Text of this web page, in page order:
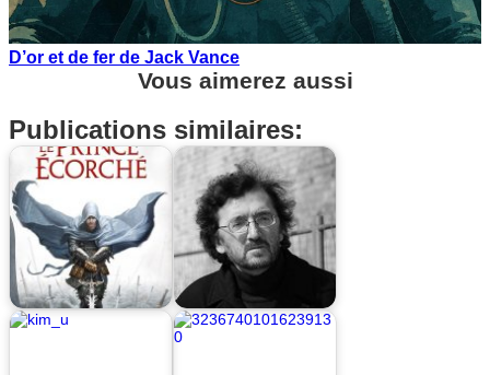
D’or et de fer de Jack Vance
Vous aimerez aussi
Publications similaires: